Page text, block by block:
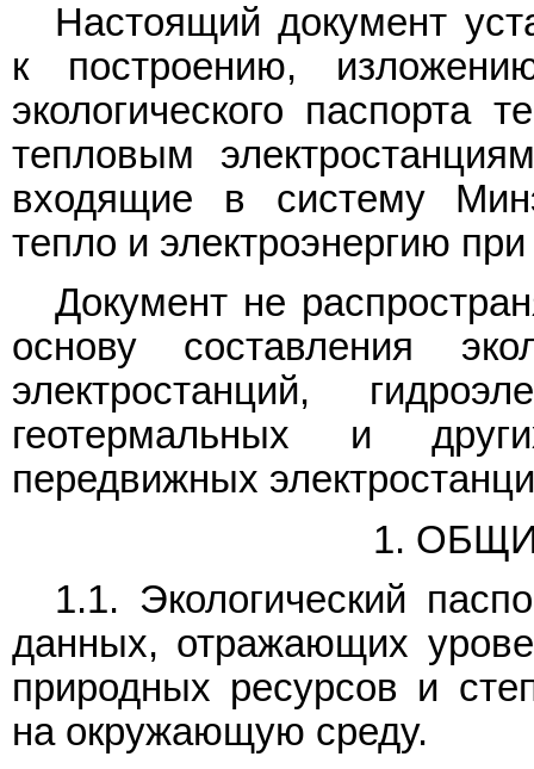
Настоящий документ
к построению,
экологического паспорта
тепловым
входящие в систему
тепло и электроэнергию
Документ не
основу составления
электростанций,
геотермальных и
передвижных
1.
1.1. Экологический
данных, отражающих
природных ресурсов и
на окружающую среду.